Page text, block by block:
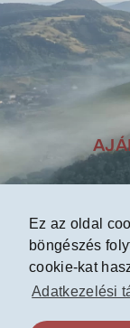
Ez az oldal
böngészés
cookie-kat
Adatkezelési